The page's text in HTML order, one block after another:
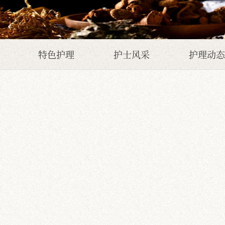
特色护理 护士风采 护理动态